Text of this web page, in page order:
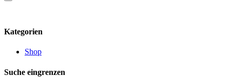
Kategorien
Shop
Suche eingrenzen